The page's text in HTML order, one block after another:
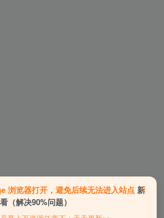
浏览器打开，避免后续无法进入站点 新
（解决90%问题）
×